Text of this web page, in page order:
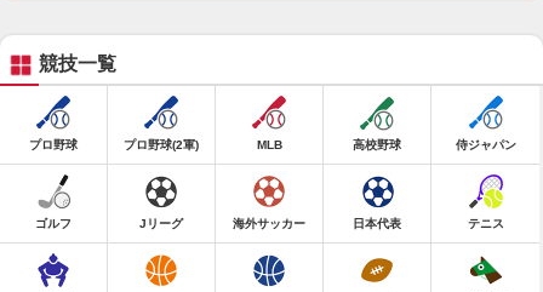
競技一覧
プロ野球 プロ野球(2軍) MLB 高校野球 侍ジャパン
ゴルフ Jリーグ 海外サッカー 日本代表 テニス